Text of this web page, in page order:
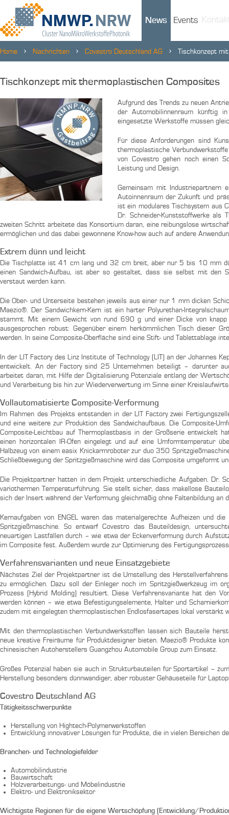
News Events
Home Nachrichten Covestro Deutschland AG Tischkonzept
Tischkonzept mit thermoplastischen Composites
Aufgrund des Trends zu neuen
der Automobilinnenraum künftig
eingesetzte Werkstoffe müssen
Für diese Anforderungen sind
thermoplastische
von Covestro gehen noch einen
Leistung und Design.
Gemeinsam mit Industriepartnern
Autoinnenraum der Zukunft und
ist ein modulares Tischsystem aus
Dr. Schneider-Kunststoffwerke als
zweiten Schritt arbeitete das Konsortium daran, eine reibungslose
ermöglichen und das dabei gewonnene Know-how auch auf andere
Extrem dünn und leicht
Die Tischplatte ist 41 cm lang und 32 cm breit, aber nur 5 bis 10 mm
einen Sandwich-Aufbau, ist aber so gestaltet, dass sie selbst mit den
verstaut werden kann.
Die Ober- und Unterseite bestehen jeweils aus einer nur 1 mm dicken
Maezio®. Der Sandwichkern-Kern ist ein harter Polyurethan-
stammt. Mit einem Gewicht von rund 690 g und einer Dicke von
ausgesprochen robust: Gegenüber einem herkömmlichen Tisch dieser
werden. In seine Composite-Oberfläche sind eine Stift- und Tablettablage
In der LIT Factory des Linz Institute of Technology (LIT) an der Johannes
entwickelt. An der Factory sind 25 Unternehmen beteiligt – darunter
arbeitet daran, mit Hilfe der Digitalisierung Potenziale entlang der
und Verarbeitung bis hin zur Wiederverwertung im Sinne einer
Vollautomatisierte Composite-Verformung
Im Rahmen des Projekts entstanden in der LIT Factory zwei
und eine weitere zur Produktion des Sandwichaufbaus. Die Composite-
Composite-Leichtbau auf Thermoplastbasis in der Großserie entwickelt
einen horizontalen IR-Ofen eingelegt und auf eine Umformtemperatur
Halbzeug von einem easix Knickarmroboter zur duo 350
Schließbewegung der Spritzgießmaschine wird das Composite umgeformt
Die Projektpartner hatten in dem Projekt unterschiedliche Aufgaben. Dr.
variothermen Temperaturführung. Sie stellt sicher, dass makellose
sich der Insert während der Verformung gleichmäßig ohne Faltenbildung an
Kernaufgaben von ENGEL waren das materialgerechte Aufheizen und
Spritzgießmaschine. So entwarf Covestro das Bauteildesign,
neuartigen Lastfällen durch – wie etwa der Eckenverformung durch
im Composite fest. Außerdem wurde zur Optimierung des
Verfahrensvarianten und neue Einsatzgebiete
Nächstes Ziel der Projektpartner ist die Umstellung des
zu ermöglichen. Dazu soll der Einleger noch im Spritzgießwerkzeug im
Prozess (Hybrid Molding) resultiert. Diese Verfahrensvariante hat den
werden können – wie etwa Befestigungselemente, Halter und
zudem mit eingelegten thermoplastischen Endlosfasertapes lokal verstärkt
Mit den thermoplastischen Verbundwerkstoffen lassen sich Bauteile
neue kreative Freiräume für Produktdesigner bieten. Maezio® Produkte
chinesischen Autoherstellers Guangzhou Automobile Group zum Einsatz.
Großes Potenzial haben sie auch in Strukturbauteilen für Sportartikel –
Herstellung besonders dünnwandiger, aber robuster Gehäuseteile für
Covestro Deutschland AG
Tätigkeitsschwerpunkte
Herstellung von Hightech-Polymerwerkstoffen
Entwicklung innovativer Lösungen für Produkte, die in vielen Bereichen
Branchen- und Technologiefelder
Automobilindustrie
Bauwirtschaft
Holzverarbeitungs- und Möbelindustrie
Elektro- und Elektroniksektor
Wichtigste Regionen für die eigene Wertschöpfung (Entwicklung/